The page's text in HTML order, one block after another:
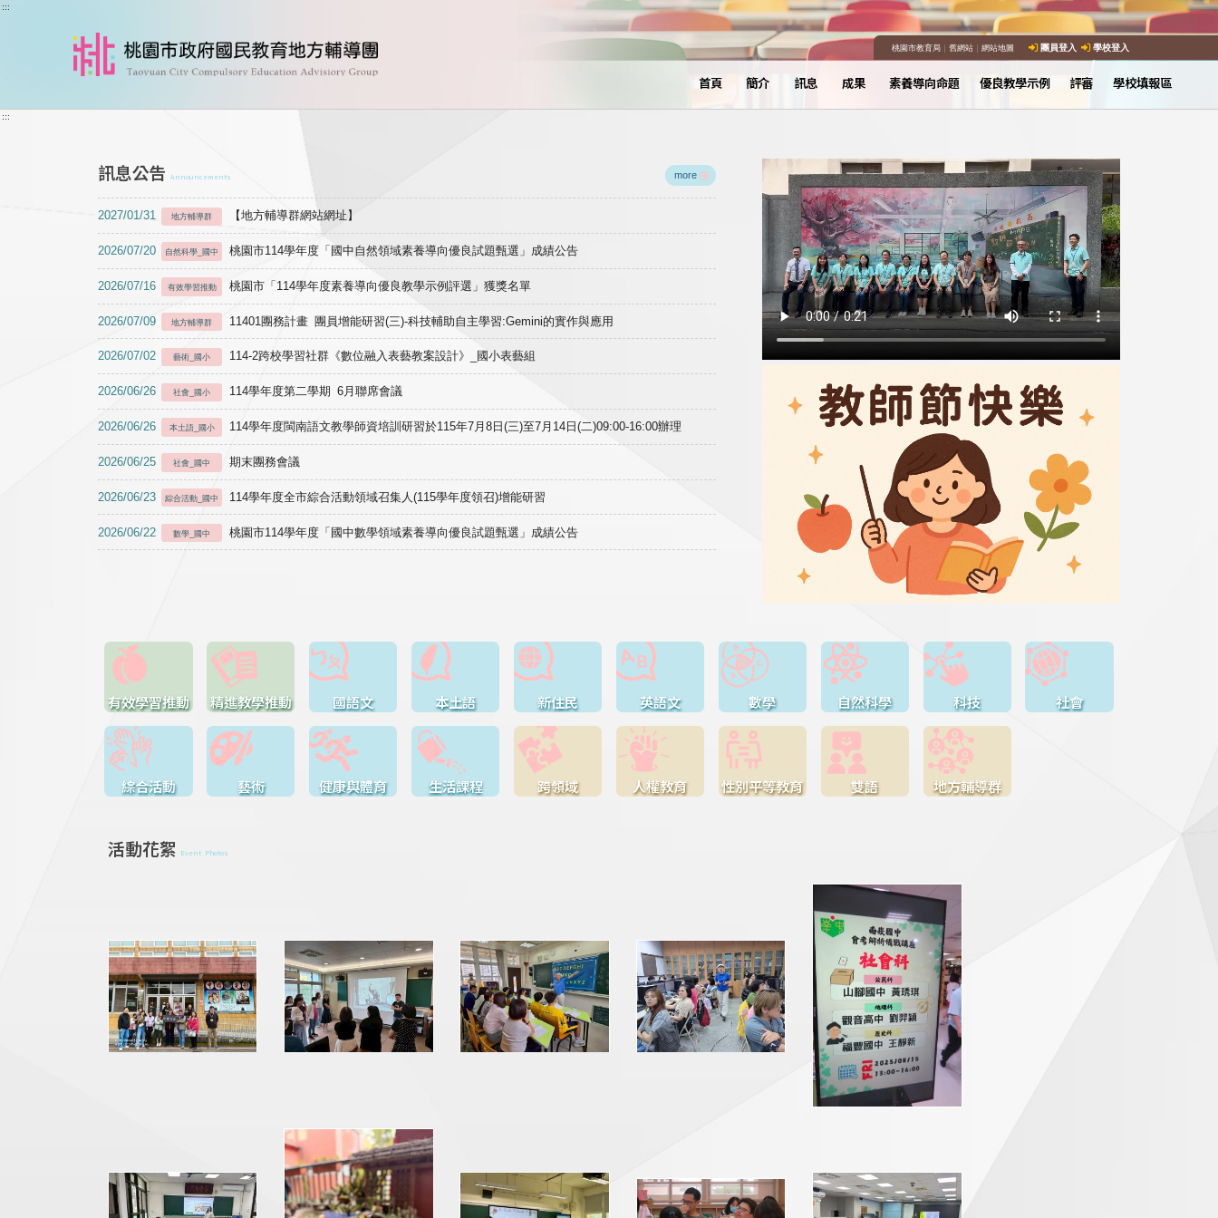
跳到主要內容
:::
桃園市教育局｜ 舊網站｜ 網站地圖 團員登入 學校登入
首頁 簡介 訊息 成果 素養導向命題 優良教學示例 評審 學校填報區
:::
訊息公告 Announcements more
2027/01/31 地方輔導群 【地方輔導群網站網址】
2026/07/20 自然科學_國中 桃園市114學年度「國中自然領域素養導向優良試題甄選」成績公告
2026/07/16 有效學習推動 桃園市「114學年度素養導向優良教學示例評選」獲獎名單
2026/07/09 地方輔導群 11401團務計畫 團員增能研習(三)-科技輔助自主學習:Gemini的實作與應用
2026/07/02 藝術_國小 114-2跨校學習社群《數位融入表藝教案設計》_國小表藝組
2026/06/26 社會_國小 114學年度第二學期 6月聯席會議
2026/06/26 本土語_國小 114學年度閩南語文教學師資培訓研習於115年7月8日(三)至7月14日(二)09:00-16:00辦理
2026/06/25 社會_國中 期末團務會議
2026/06/23 綜合活動_國中 114學年度全市綜合活動領域召集人(115學年度領召)增能研習
2026/06/22 數學_國中 桃園市114學年度「國中數學領域素養導向優良試題甄選」成績公告
有效學習推動 精進教學推動 國語文 本土語 新住民 英語文 數學 自然科學 科技 社會
綜合活動 藝術 健康與體育 生活課程 跨領域 人權教育 性別平等教育 雙語 地方輔導群
活動花絮 Event Photos